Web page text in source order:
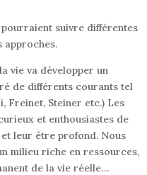
suivre différentes
approches.
vie va développer un
de différents courants tel
Freinet, Steiner etc.) Les
et enthousiastes de
leur être profond. Nous
milieu riche en ressources,
de la vie réelle…